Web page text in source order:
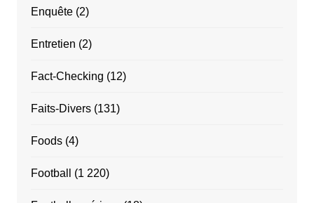
Enquête(2)
Entretien (2)
Fact-Checking (12)
Faits-Divers(131)
Foods(4)
Football (1 220)